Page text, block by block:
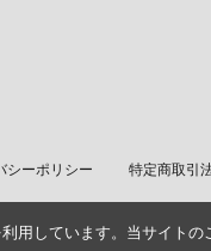
シーポリシー 特定商取引
しています。当サイト